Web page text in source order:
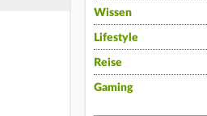
Wissen
Lifestyle
Reise
Gaming